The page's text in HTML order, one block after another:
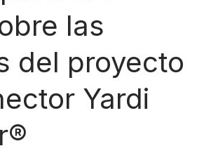
las
del proyecto
Yardi